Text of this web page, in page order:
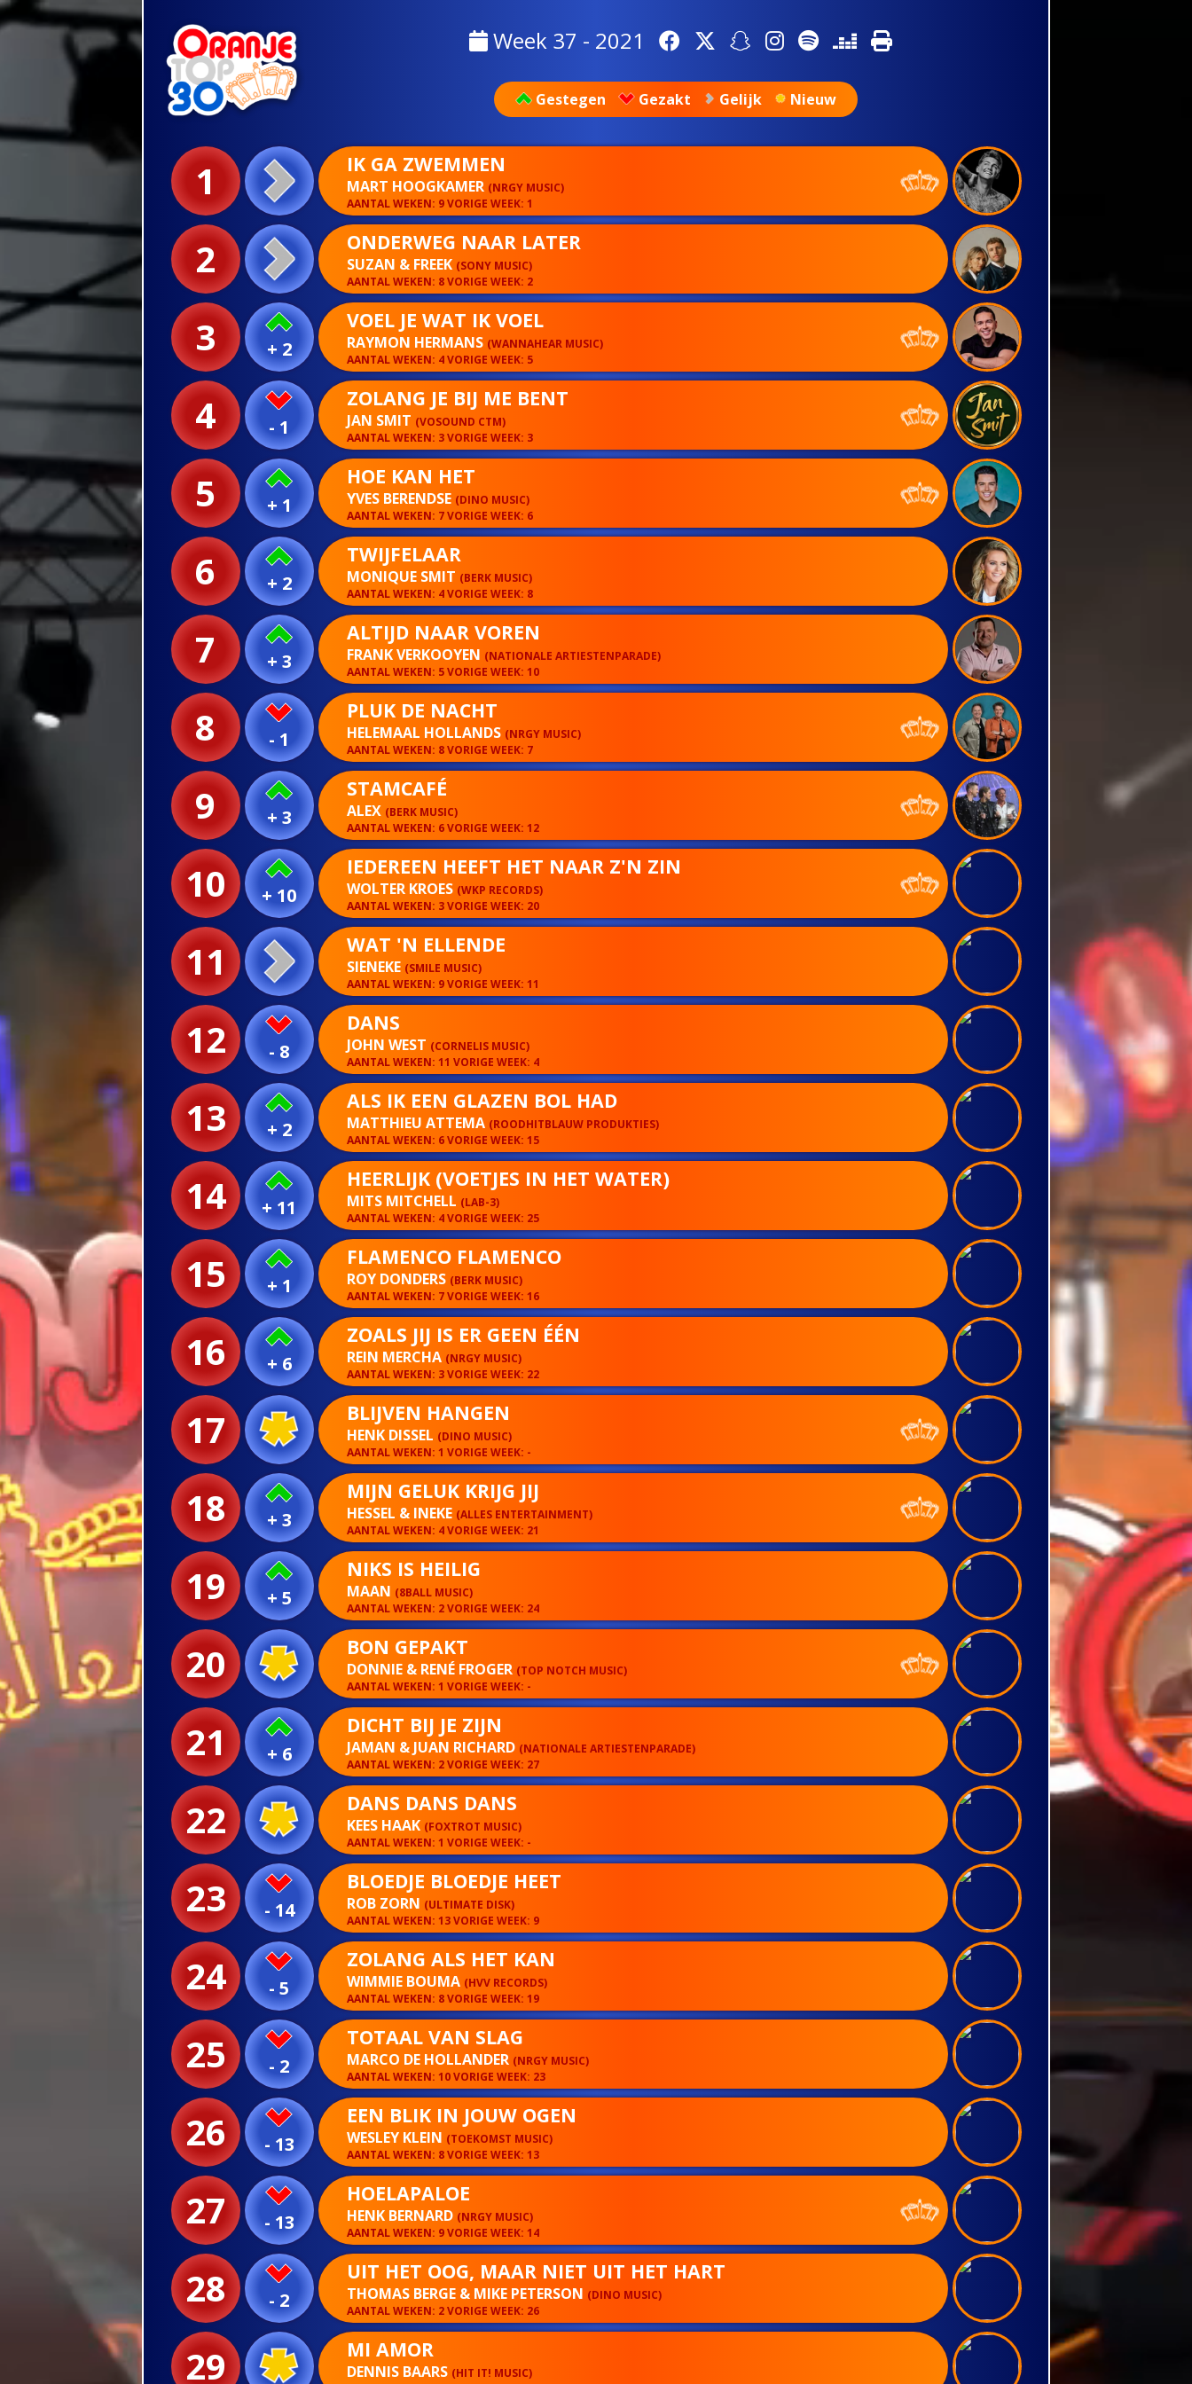
Week 37 - 2021
Gestegen Gezakt Gelijk Nieuw
1 IK GA ZWEMMEN
MART HOOGKAMER (NRGY MUSIC)
AANTAL WEKEN: 9 VORIGE WEEK: 1
2 ONDERWEG NAAR LATER
SUZAN & FREEK (SONY MUSIC)
AANTAL WEKEN: 8 VORIGE WEEK: 2
3 + 2
VOEL JE WAT IK VOEL
RAYMON HERMANS (WANNAHEAR MUSIC)
AANTAL WEKEN: 4 VORIGE WEEK: 5
4 - 1
ZOLANG JE BIJ ME BENT
JAN SMIT (VOSOUND CTM)
AANTAL WEKEN: 3 VORIGE WEEK: 3
5 + 1
HOE KAN HET
YVES BERENDSE (DINO MUSIC)
AANTAL WEKEN: 7 VORIGE WEEK: 6
6 + 2
TWIJFELAAR
MONIQUE SMIT (BERK MUSIC)
AANTAL WEKEN: 4 VORIGE WEEK: 8
7 + 3
ALTIJD NAAR VOREN
FRANK VERKOOYEN (NATIONALE ARTIESTENPARADE)
AANTAL WEKEN: 5 VORIGE WEEK: 10
8 - 1
PLUK DE NACHT
HELEMAAL HOLLANDS (NRGY MUSIC)
AANTAL WEKEN: 8 VORIGE WEEK: 7
9 + 3
STAMCAFÉ
ALEX (BERK MUSIC)
AANTAL WEKEN: 6 VORIGE WEEK: 12
10 + 10
IEDEREEN HEEFT HET NAAR Z'N ZIN
WOLTER KROES (WKP RECORDS)
AANTAL WEKEN: 3 VORIGE WEEK: 20
11 WAT 'N ELLENDE
SIENEKE (SMILE MUSIC)
AANTAL WEKEN: 9 VORIGE WEEK: 11
12 - 8
DANS
JOHN WEST (CORNELIS MUSIC)
AANTAL WEKEN: 11 VORIGE WEEK: 4
13 + 2
ALS IK EEN GLAZEN BOL HAD
MATTHIEU ATTEMA (ROODHITBLAUW PRODUKTIES)
AANTAL WEKEN: 6 VORIGE WEEK: 15
14 + 11
HEERLIJK (VOETJES IN HET WATER)
MITS MITCHELL (LAB-3)
AANTAL WEKEN: 4 VORIGE WEEK: 25
15 + 1
FLAMENCO FLAMENCO
ROY DONDERS (BERK MUSIC)
AANTAL WEKEN: 7 VORIGE WEEK: 16
16 + 6
ZOALS JIJ IS ER GEEN ÉÉN
REIN MERCHA (NRGY MUSIC)
AANTAL WEKEN: 3 VORIGE WEEK: 22
17 BLIJVEN HANGEN
HENK DISSEL (DINO MUSIC)
AANTAL WEKEN: 1 VORIGE WEEK: -
18 + 3
MIJN GELUK KRIJG JIJ
HESSEL & INEKE (ALLES ENTERTAINMENT)
AANTAL WEKEN: 4 VORIGE WEEK: 21
19 + 5
NIKS IS HEILIG
MAAN (8BALL MUSIC)
AANTAL WEKEN: 2 VORIGE WEEK: 24
20 BON GEPAKT
DONNIE & RENÉ FROGER (TOP NOTCH MUSIC)
AANTAL WEKEN: 1 VORIGE WEEK: -
21 + 6
DICHT BIJ JE ZIJN
JAMAN & JUAN RICHARD (NATIONALE ARTIESTENPARADE)
AANTAL WEKEN: 2 VORIGE WEEK: 27
22 DANS DANS DANS
KEES HAAK (FOXTROT MUSIC)
AANTAL WEKEN: 1 VORIGE WEEK: -
23 - 14
BLOEDJE BLOEDJE HEET
ROB ZORN (ULTIMATE DISK)
AANTAL WEKEN: 13 VORIGE WEEK: 9
24 - 5
ZOLANG ALS HET KAN
WIMMIE BOUMA (HVV RECORDS)
AANTAL WEKEN: 8 VORIGE WEEK: 19
25 - 2
TOTAAL VAN SLAG
MARCO DE HOLLANDER (NRGY MUSIC)
AANTAL WEKEN: 10 VORIGE WEEK: 23
26 - 13
EEN BLIK IN JOUW OGEN
WESLEY KLEIN (TOEKOMST MUSIC)
AANTAL WEKEN: 8 VORIGE WEEK: 13
27 - 13
HOELAPALOE
HENK BERNARD (NRGY MUSIC)
AANTAL WEKEN: 9 VORIGE WEEK: 14
28 - 2
UIT HET OOG, MAAR NIET UIT HET HART
THOMAS BERGE & MIKE PETERSON (DINO MUSIC)
AANTAL WEKEN: 2 VORIGE WEEK: 26
29 MI AMOR
DENNIS BAARS (HIT IT! MUSIC)